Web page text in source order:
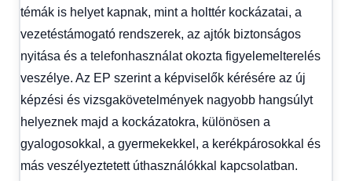
témák is helyet kapnak, mint a holttér kockázatai, a
vezetéstámogató rendszerek, az ajtók biztonságos
nyitása és a telefonhasználat okozta figyelemelterelés
veszélye. Az EP szerint a képviselők kérésére az új
képzési és vizsgakövetelmények nagyobb hangsúlyt
helyeznek majd a kockázatokra, különösen a
gyalogosokkal, a gyermekekkel, a kerékpárosokkal és
más veszélyeztetett úthasználókkal kapcsolatban.